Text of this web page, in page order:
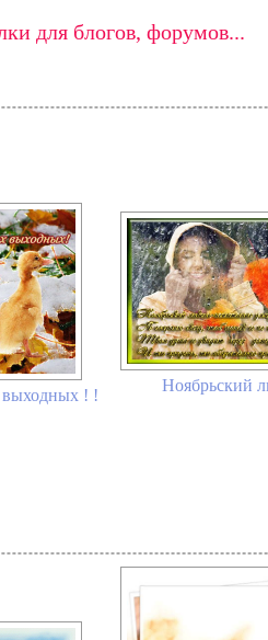
для блогов, форумов...
! !
Ноябрьский